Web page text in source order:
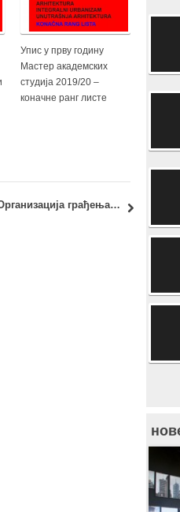
Упис у прву годину
Мастер академских
студија 2019/20 –
коначне ранг листе
Курс 22.2. – Организација грађења и основе менаџмента: Термин предавања за понедељак, 25. април 2016.